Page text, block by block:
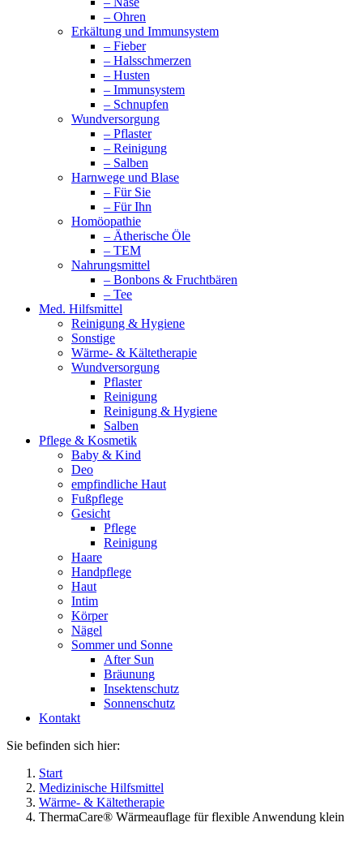
– Ohren
Erkältung und Immunsystem
– Fieber
– Halsschmerzen
– Husten
– Immunsystem
– Schnupfen
Wundversorgung
– Pflaster
– Reinigung
– Salben
Harnwege und Blase
– Für Sie
– Für Ihn
Homöopathie
– Ätherische Öle
– TEM
Nahrungsmittel
– Bonbons & Fruchtbären
– Tee
Med. Hilfsmittel
Reinigung & Hygiene
Sonstige
Wärme- & Kältetherapie
Wundversorgung
Pflaster
Reinigung
Reinigung & Hygiene
Salben
Pflege & Kosmetik
Baby & Kind
Deo
empfindliche Haut
Fußpflege
Gesicht
Pflege
Reinigung
Haare
Handpflege
Haut
Intim
Körper
Nägel
Sommer und Sonne
After Sun
Bräunung
Insektenschutz
Sonnenschutz
Kontakt
Sie befinden sich hier:
Start
Medizinische Hilfsmittel
Wärme- & Kältetherapie
ThermaCare® Wärmeauflage für flexible Anwendung klein